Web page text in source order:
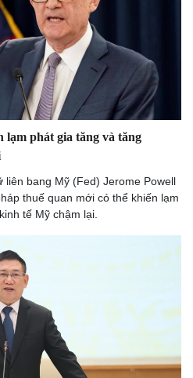
Podcast
Câu chuyện thời sự
Đọc truyện đêm khuya
lạm phát gia tăng và tăng
liên bang Mỹ (Fed) Jerome Powell
thuế quan mới có thể khiến lạm
tế Mỹ chậm lại.